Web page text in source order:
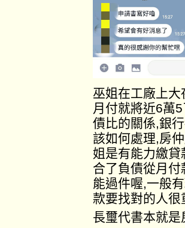
巫姐在工廠上
月付就將近6萬
債比的關係,銀
該如何處理,房
姐是有能力繳
合了負債從月
能過件喔,一般
款要找對的人很
長璽代書本就